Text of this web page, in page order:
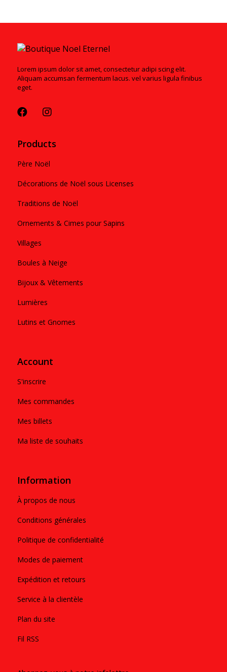
Lorem ipsum dolor sit amet, consectetur adipi scing elit.
Aliquam accumsan fermentum lacus. vel varius ligula finibus
eget.
Products
Père Noël
Décorations de Noël sous Licenses
Traditions de Noël
Ornements & Cimes pour Sapins
Villages
Boules à Neige
Bijoux & Vêtements
Lumières
Lutins et Gnomes
Account
S'inscrire
Mes commandes
Mes billets
Ma liste de souhaits
Information
À propos de nous
Conditions générales
Politique de confidentialité
Modes de paiement
Expédition et retours
Service à la clientèle
Plan du site
Fil RSS